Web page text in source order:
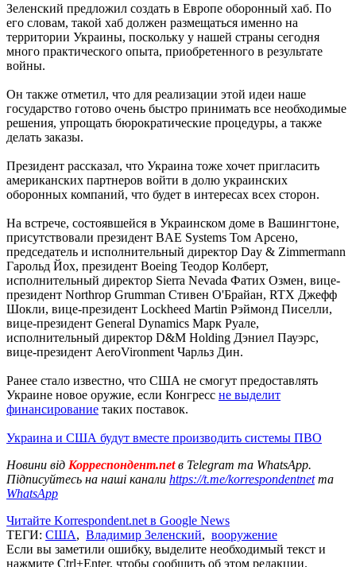
Зеленский предложил создать в Европе оборонный хаб. По
его словам, такой хаб должен размещаться именно на
территории Украины, поскольку у нашей страны сегодня
много практического опыта, приобретенного в результате
войны.
Он также отметил, что для реализации этой идеи наше
государство готово очень быстро принимать все необходимые
решения, упрощать бюрократические процедуры, а также
делать заказы.
Президент рассказал, что Украина тоже хочет пригласить
американских партнеров войти в долю украинских
оборонных компаний, что будет в интересах всех сторон.
На встрече, состоявшейся в Украинском доме в Вашингтоне,
присутствовали президент BAE Systems Том Арсено,
председатель и исполнительный директор Day & Zimmermann
Гарольд Йох, президент Boeing Теодор Колберт,
исполнительный директор Sierra Nevada Фатих Озмен, вице-
президент Northrop Grumman Стивен О'Брайан, RTX Джефф
Шокли, вице-президент Lockheed Martin Рэймонд Писелли,
вице-президент General Dynamics Марк Руале,
исполнительный директор D&M Holding Дэниел Пауэрс,
вице-президент AeroVironment Чарльз Дин.
Ранее стало известно, что США не смогут предоставлять
Украине новое оружие, если Конгресс не выделит
финансирование таких поставок.
Украина и США будут вместе производить системы ПВО
Новини від Корреспондент.netв Telegram та WhatsApp.
Підписуйтесь на наші канали https://t.me/korrespondentnetта
WhatsApp
Читайте Korrespondent.net в Google News
ТЕГИ: США, Владимир Зеленский, вооружение
Если вы заметили ошибку, выделите необходимый текст и
нажмите Ctrl+Enter, чтобы сообщить об этом редакции.